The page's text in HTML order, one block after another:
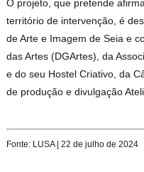
O projeto, que pretende
território de intervenção, é
de Arte e Imagem de Seia e
das Artes (DGArtes), da
e do seu Hostel Criativo, da
de produção e divulgação
Fonte: LUSA | 22 de julho de 2024